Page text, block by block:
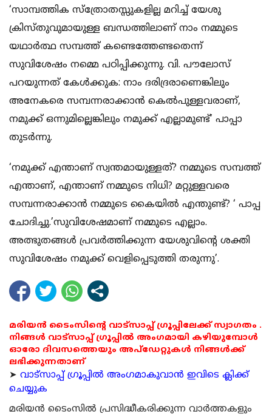
‘സാമ്പത്തിക സ്‌ത്രോതസ്സുകളില്ല മറിച്ച് യേശു
ക്രിസ്തുവുമായുള്ള ബന്ധത്തിലാണ് നാം നമ്മുടെ
യഥാര്‍ത്ഥ സമ്പത്ത് കണ്ടെത്തേണ്ടതെന്ന്
സുവിശേഷം നമ്മെ പഠിപ്പിക്കുന്നു. വി. പൗലോസ്
പറയുന്നത് കേള്‍ക്കുക: നാം ദരിദ്രരാണെങ്കിലും
അനേകരെ സമ്പന്നരാക്കാന്‍ കെല്‍പുള്ളവരാണ്,
നമുക്ക് ഒന്നുമില്ലെങ്കിലും നമുക്ക് എല്ലാമുണ്ട്’ പാപ്പാ
തുടര്‍ന്നു.
‘നമുക്ക് എന്താണ് സ്വന്തമായുള്ളത്? നമ്മുടെ സമ്പത്ത്
എന്താണ്, എന്താണ് നമ്മുടെ നിധി? മറ്റുള്ളവരെ
സമ്പന്നരാക്കാന്‍ നമ്മുടെ കൈയില്‍ എന്തുണ്ട്? ‘ പാപ്പ
ചോദിച്ചു.’സുവിശേഷമാണ് നമ്മുടെ എല്ലാം.
അത്ഭുതങ്ങള്‍ പ്രവര്‍ത്തിക്കുന്ന യേശുവിന്റെ ശക്തി
സുവിശേഷം നമുക്ക് വെളിപ്പെടുത്തി തരുന്നു’.
മരിയൻ ടൈംസിന്റെ വാട്സാപ്പ് ഗ്രൂപ്പിലേക്ക് സ്വാഗതം .
നിങ്ങൾ വാട്സാപ്പ് ഗ്രൂപ്പിൽ അംഗമായി കഴിയുമ്പോൾ
ഓരോ ദിവസത്തെയും അപ്ഡേറ്റുകൾ നിങ്ങൾക്ക്
ലഭിക്കുന്നതാണ്
➤ വാട്സാപ്പ് ഗ്രൂപ്പിൽ അംഗമാകുവാൻ ഇവിടെ ക്ലിക്ക്
ചെയ്യുക
മരിയന്‍ ടൈംസില്‍ പ്രസിദ്ധീകരിക്കുന്ന വാര്‍ത്തകളും